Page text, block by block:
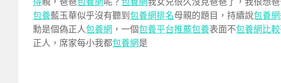
包養藍玉華似乎沒有聽到 包養網排名母親的題目，持續說包養網
勳是個偽正人包養網 ，一個包養平台推薦包養表面不包養網比較
正人，席家每小我都包養網是